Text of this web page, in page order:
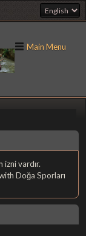
Main Menu
izni vardır.
Doğa Sporları